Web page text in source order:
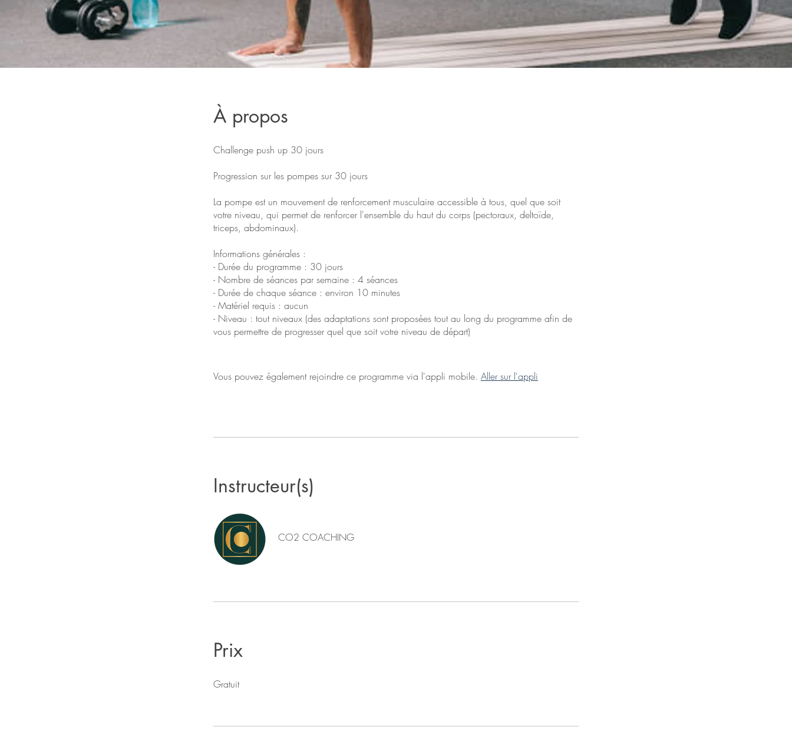
À propos
Challenge push up 30 jours
Progression sur les pompes sur 30 jours
La pompe est un mouvement de renforcement musculaire accessible à tous, quel que soit
votre niveau, qui permet de renforcer l'ensemble du haut du corps (pectoraux, deltoïde,
triceps, abdominaux).
Informations générales :
- Durée du programme : 30 jours
- Nombre de séances par semaine : 4 séances
- Durée de chaque séance : environ 10 minutes
- Matériel requis : aucun
- Niveau : tout niveaux (des adaptations sont proposées tout au long du programme afin de
vous permettre de progresser quel que soit votre niveau de départ)
Vous pouvez également rejoindre ce programme via l'appli mobile. Aller sur l'appli
Instructeur(s)
CO2 COACHING
Prix
Gratuit